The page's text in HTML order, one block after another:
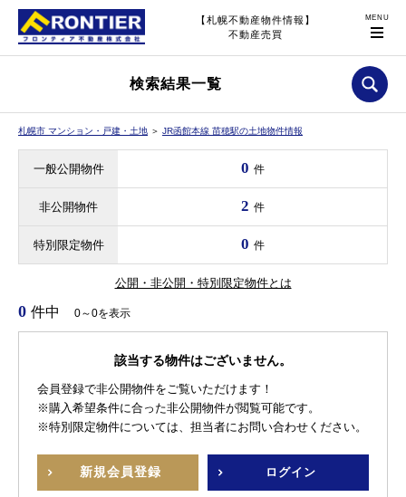
【札幌不動産物件情報】
不動産売買
検索結果一覧
札幌市 マンション・戸建・土地 ＞ JR函館本線 苗穂駅の土地物件情報
一般公開物件 0 件
非公開物件 2 件
特別限定物件 0 件
公開・非公開・特別限定物件とは
0 件中 0～0を表示
該当する物件はございません。
会員登録で非公開物件をご覧いただけます！
※購入希望条件に合った非公開物件が閲覧可能です。
※特別限定物件については、担当者にお問い合わせください。
新規会員登録 ログイン